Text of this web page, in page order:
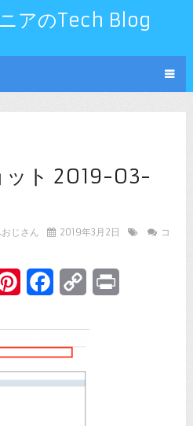
アのTech Blog
ット 2019-03-
じさん 2019年3月2日
コ
PinterestFacebook
Copy